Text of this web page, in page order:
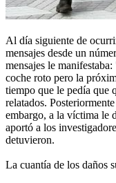
Al día siguiente de
mensajes desde un
mensajes le
coche roto pero la
tiempo que le pedía que
relatados.
embargo, a la víctima le
aportó a los
detuvieron.
La cuantía de los daños